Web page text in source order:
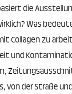
die
Was
Collagen zu
und
von der Straße